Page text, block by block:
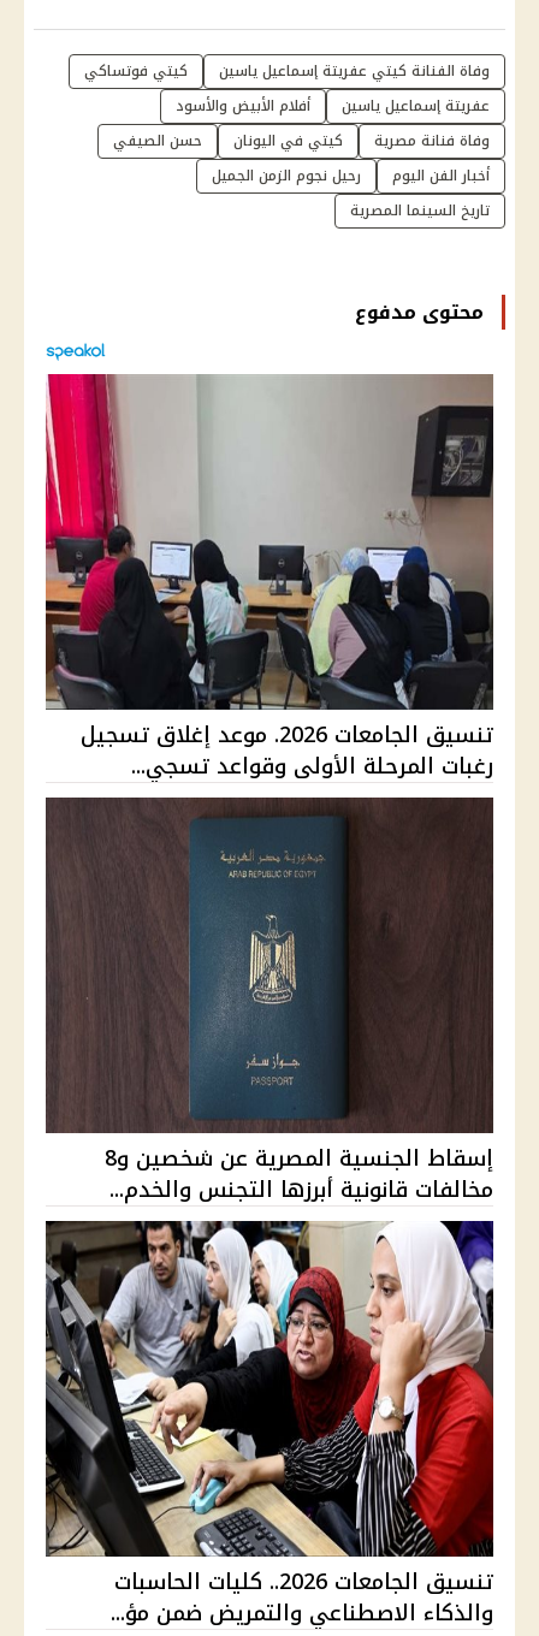
وفاة الفنانة كيتي عفريتة إسماعيل ياسين
كيتي فوتساكي
عفريتة إسماعيل ياسين
أفلام الأبيض والأسود
وفاة فنانة مصرية
كيتي في اليونان
حسن الصيفي
أخبار الفن اليوم
رحيل نجوم الزمن الجميل
تاريخ السينما المصرية
محتوى مدفوع
تنسيق الجامعات 2026. موعد إغلاق تسجيل
رغبات المرحلة الأولى وقواعد تسجي...
إسقاط الجنسية المصرية عن شخصين و8
مخالفات قانونية أبرزها التجنس والخدم...
تنسيق الجامعات 2026.. كليات الحاسبات
والذكاء الاصطناعي والتمريض ضمن مؤ...